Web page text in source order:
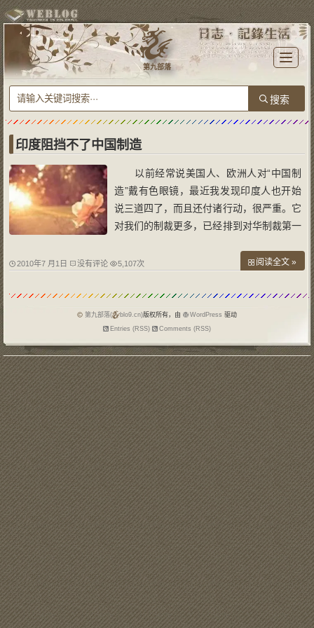
T
o
l
e
n
i
n
第九部落
印度阻挡不了中国制造
以前经常说美国人、欧洲人对“中国制
造”戴有色眼镜，最近我发现印度人也开始
说三道四了，而且还付诸行动，很严重。它
对我们的制裁更多，已经排到对华制裁第一
发现印度太有意思了，而且国人对于印度的
一看《印度来了》和《占领印度市场》。
2010年7 月1日 没有评论 5,107次 阅读全文 »
第九部落( blo9.cn)版权所有，由 WordPress 驱动
Entries (RSS)
Comments (RSS)